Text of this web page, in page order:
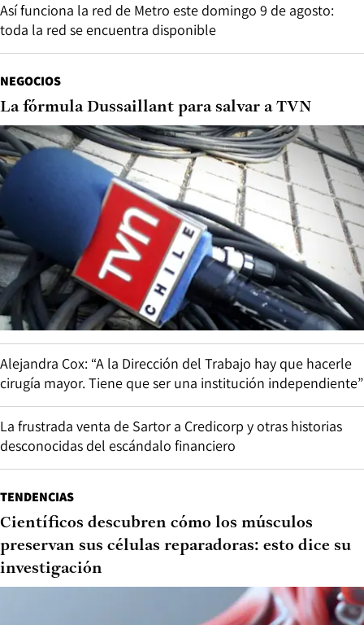
Así funciona la red de Metro este domingo 9 de agosto:
toda la red se encuentra disponible
NEGOCIOS
La fórmula Dussaillant para salvar a TVN
Alejandra Cox: “A la Dirección del Trabajo hay que hacerle
cirugía mayor. Tiene que ser una institución independiente”
La frustrada venta de Sartor a Credicorp y otras historias
desconocidas del escándalo financiero
TENDENCIAS
Científicos descubren cómo los músculos
preservan sus células reparadoras: esto dice su
investigación